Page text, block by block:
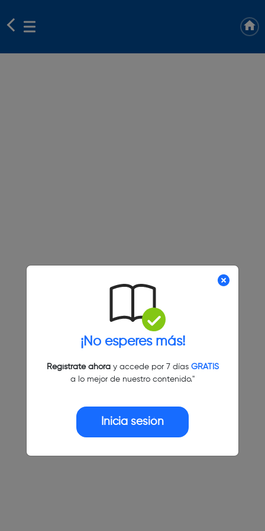
¡No esperes más!
Regístrate ahoray accede por 7 días GRATIS
a lo mejor de nuestro contenido."
Inicia sesión